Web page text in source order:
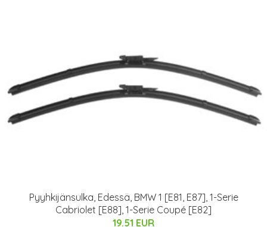
Pyyhkijänsulka, Edessä, BMW 1 [E81, E87], 1-Serie
Cabriolet [E88], 1-Serie Coupé [E82]
19.51 EUR